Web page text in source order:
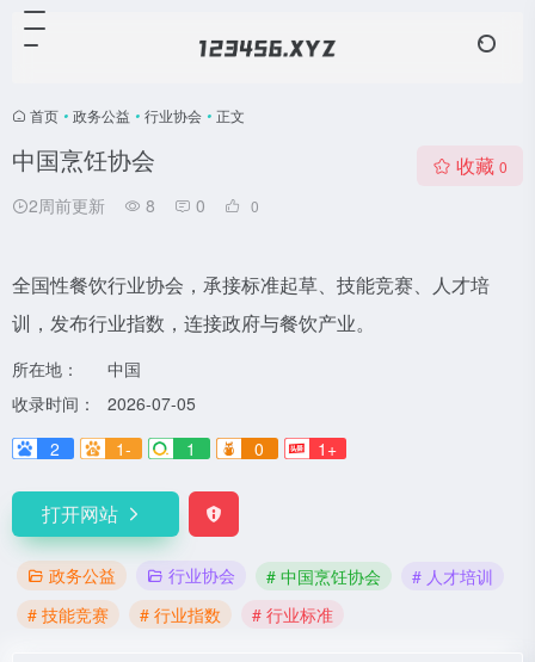
首页 • 政务公益 • 行业协会 • 正文
中国烹饪协会
2周前更新 8 0 0
收藏 0
全国性餐饮行业协会，承接标准起草、技能竞赛、人才培
训，发布行业指数，连接政府与餐饮产业。
所在地：
中国
收录时间：
2026-07-05
2
1- 1 0 1+
打开网站
政务公益 行业协会 # 中国烹饪协会
# 人才培训
# 技能竞赛
# 行业指数 # 行业标准